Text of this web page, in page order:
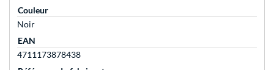
Couleur
Noir
EAN
4711173878438